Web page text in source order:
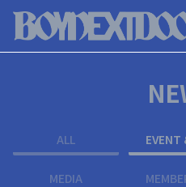
ALL EVENT
MEDIA